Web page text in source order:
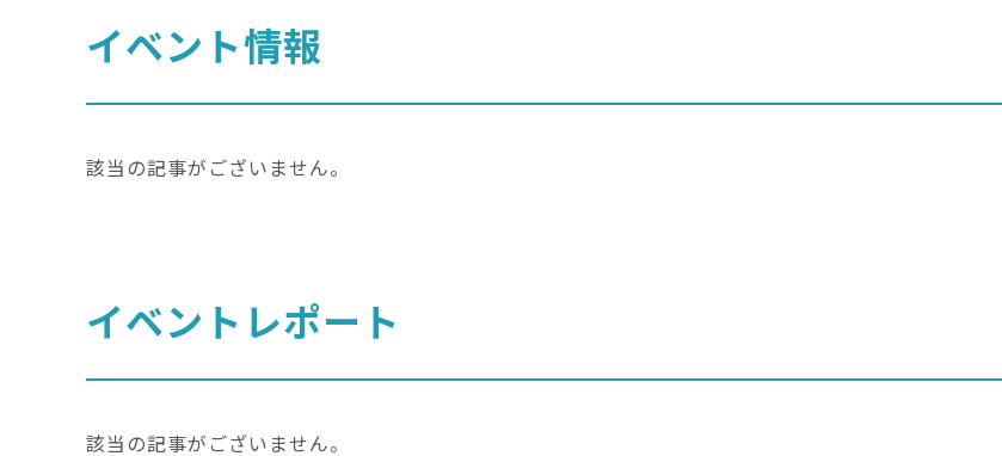
イベント情報
該当の記事がございません。
イベントレポート
該当の記事がございません。